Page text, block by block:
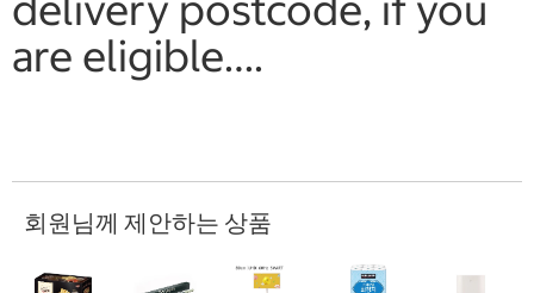
are eligible….
회원님께 제안하는 상품